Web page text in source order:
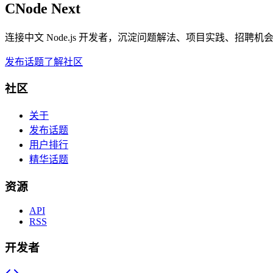
CNode Next
连接中文 Node.js 开发者，沉淀问题解法、项目实践、招聘机会
发布话题了解社区
社区
关于
发布话题
用户排行
精华话题
资源
API
RSS
开发者